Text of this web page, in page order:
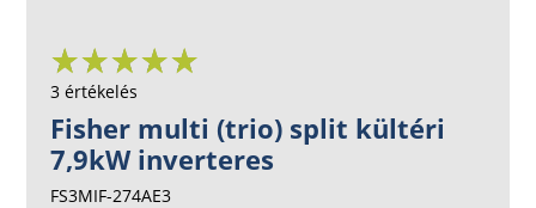
3 értékelés
Fisher multi (trio) split kültéri
7,9kW inverteres
FS3MIF-274AE3